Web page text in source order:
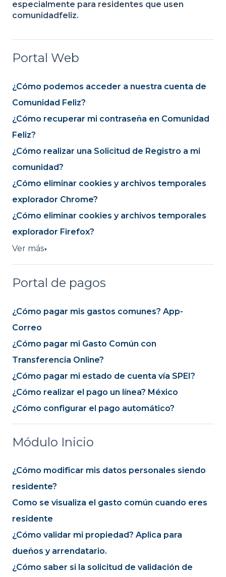
especialmente para residentes que usen
comunidadfeliz.
Portal Web
¿Cómo podemos acceder a nuestra cuenta de
Comunidad Feliz?
¿Cómo recuperar mi contraseña en Comunidad
Feliz?
¿Cómo realizar una Solicitud de Registro a mi
comunidad?
¿Cómo eliminar cookies y archivos temporales
explorador Chrome?
¿Cómo eliminar cookies y archivos temporales
explorador Firefox?
Ver más▼
Portal de pagos
¿Cómo pagar mis gastos comunes? App-
Correo
¿Cómo pagar mi Gasto Común con
Transferencia Online?
¿Cómo pagar mi estado de cuenta vía SPEI?
¿Cómo realizar el pago un línea? México
¿Cómo configurar el pago automático?
Módulo Inicio
¿Cómo modificar mis datos personales siendo
residente?
Como se visualiza el gasto común cuando eres
residente
¿Cómo validar mi propiedad? Aplica para
dueños y arrendatario.
¿Cómo saber si la solicitud de validación de